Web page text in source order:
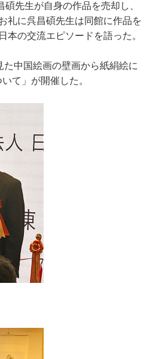
先生が自身の作品を売却し、
礼に呉昌碩先生は同館に作品を
の交流エピソードを語った。
中国絵画の壁画から紙絹絵に
て」が開催した。